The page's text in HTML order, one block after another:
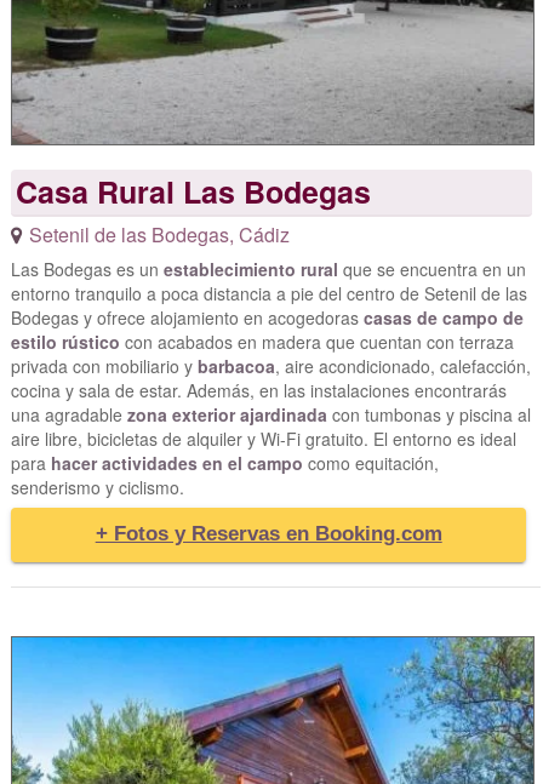
Casa Rural Las Bodegas
Setenil de las Bodegas, Cádiz
Las Bodegas es un establecimiento rural que se encuentra en un
entorno tranquilo a poca distancia a pie del centro de Setenil de las
Bodegas y ofrece alojamiento en acogedoras casas de campo de
estilo rústico con acabados en madera que cuentan con terraza
privada con mobiliario y barbacoa, aire acondicionado, calefacción,
cocina y sala de estar. Además, en las instalaciones encontrarás
una agradable zona exterior ajardinada con tumbonas y piscina al
aire libre, bicicletas de alquiler y Wi-Fi gratuito. El entorno es ideal
para hacer actividades en el campo como equitación,
senderismo y ciclismo.
+ Fotos y Reservas en Booking.com